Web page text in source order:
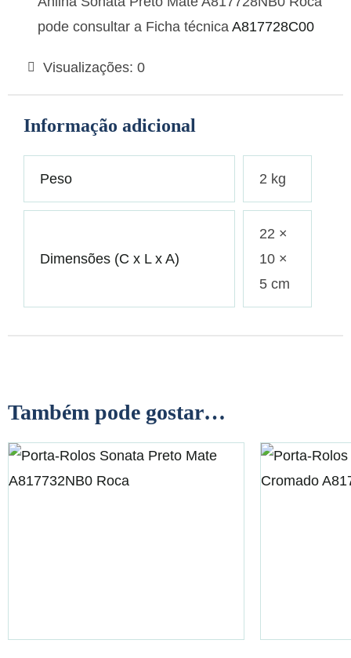
pode consultar a Ficha técnica A817728C00
Visualizações: 0
Informação adicional
Peso 2 kg
Dimensões (C x L x A)
22 ×
10 ×
5 cm
Também pode gostar…